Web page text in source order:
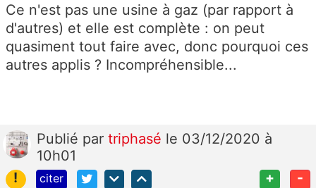
Ce n'est pas une usine à gaz (par rapport à
d'autres) et elle est complète : on peut
quasiment tout faire avec, donc pourquoi ces
autres applis ? Incompréhensible...
Publié par triphasé le 03/12/2020 à
10h01
!
citer + -